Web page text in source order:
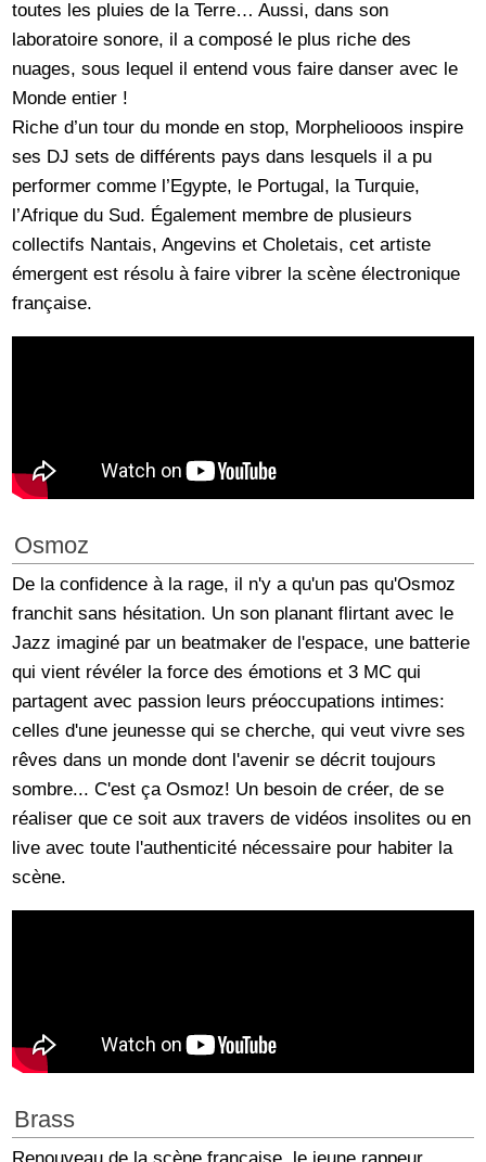
toutes les pluies de la Terre… Aussi, dans son
laboratoire sonore, il a composé le plus riche des
nuages, sous lequel il entend vous faire danser avec le
Monde entier !
Riche d’un tour du monde en stop, Morpheliooos inspire
ses DJ sets de différents pays dans lesquels il a pu
performer comme l’Egypte, le Portugal, la Turquie,
l’Afrique du Sud. Également membre de plusieurs
collectifs Nantais, Angevins et Choletais, cet artiste
émergent est résolu à faire vibrer la scène électronique
française.
Osmoz
De la confidence à la rage, il n'y a qu'un pas qu'Osmoz
franchit sans hésitation. Un son planant flirtant avec le
Jazz imaginé par un beatmaker de l'espace, une batterie
qui vient révéler la force des émotions et 3 MC qui
partagent avec passion leurs préoccupations intimes:
celles d'une jeunesse qui se cherche, qui veut vivre ses
rêves dans un monde dont l'avenir se décrit toujours
sombre... C'est ça Osmoz! Un besoin de créer, de se
réaliser que ce soit aux travers de vidéos insolites ou en
live avec toute l'authenticité nécessaire pour habiter la
scène.
Brass